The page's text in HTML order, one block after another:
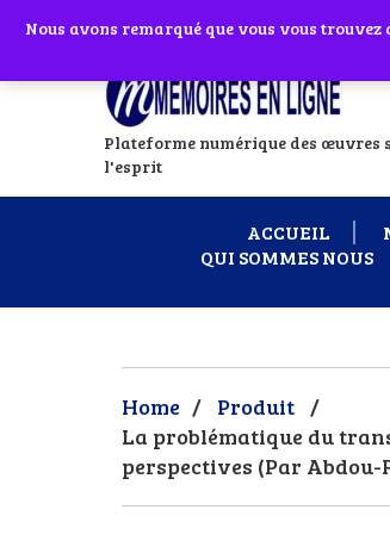
Abonnes toi à notre
Plateforme numérique des œuvres
l'esprit
ACCUEIL
QUI SOMMES NOUS
Home / Produit /
La problématique du
perspectives (Par Abdou-
Nous avons remarqué que vous vous